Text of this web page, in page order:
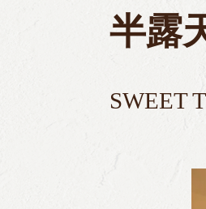
半露
SWEET